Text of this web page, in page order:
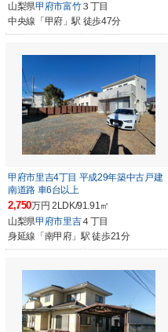
山梨県甲府市富竹３丁目
中央線「甲府」駅 徒歩47分
甲府市里吉4丁目 平成29年築中古戸建
南道路 車6台以上
2,750万円 2LDK/91.91㎡
山梨県甲府市里吉４丁目
身延線「南甲府」駅 徒歩21分